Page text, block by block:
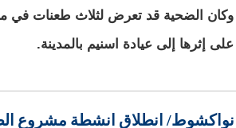
وكان الضحية قد تعرض لثلاث طعنات في
على إثرها إلى عيادة اسنيم بالمدينة.
نواكشوط/ انطلاق انشطة مشروع